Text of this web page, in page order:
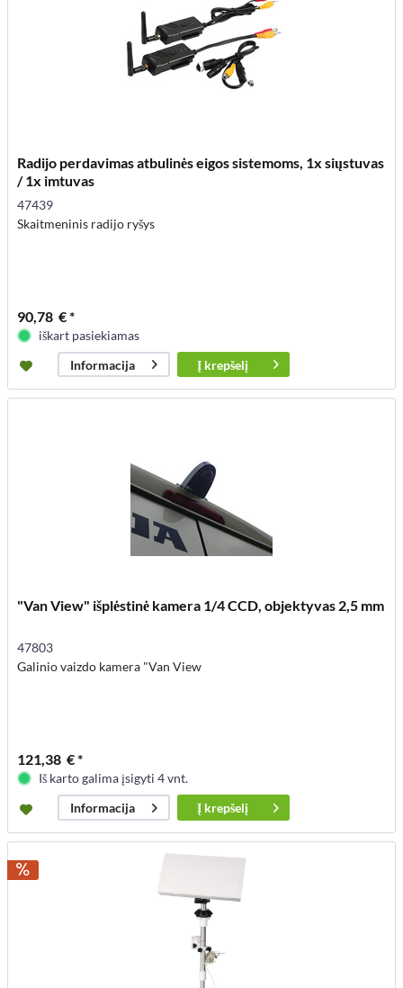
Radijo perdavimas atbulinės eigos sistemoms, 1x siųstuvas
/ 1x imtuvas
47439
Skaitmeninis radijo ryšys
90,78 € *
iškart pasiekiamas
Informacija
Į krepšelį
"Van View" išplėstinė kamera 1/4 CCD, objektyvas 2,5 mm
47803
Galinio vaizdo kamera "Van View
121,38 € *
Iš karto galima įsigyti 4 vnt.
Informacija
Į krepšelį